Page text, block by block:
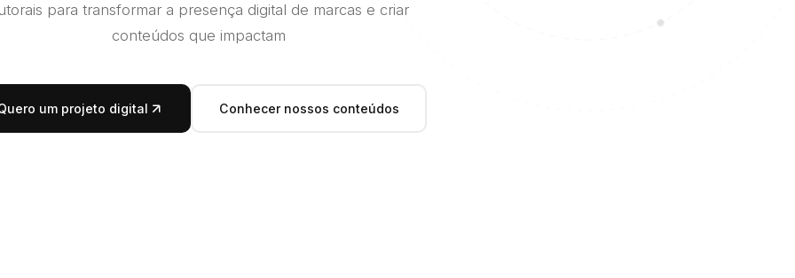
para transformar a presença digital de marcas e criar
conteúdos que impactam
um projeto digital Conhecer nossos conteúdos